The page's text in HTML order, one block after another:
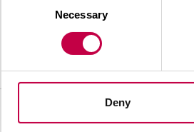
Necessary
Deny